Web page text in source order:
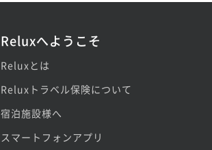
Reluxへようこそ
Reluxとは
Reluxトラベル保険について
宿泊施設様へ
スマートフォンアプリ